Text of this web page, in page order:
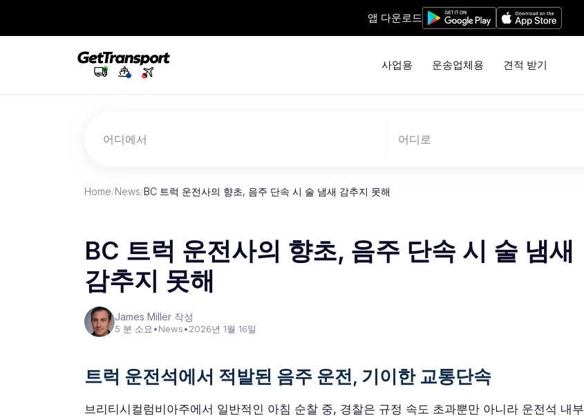
앱 다운로드
사업용 운송업체용 견적 받기
어디에서 어디로
Home/News/BC 트럭 운전사의 향초, 음주 단속 시 술 냄새 감추지 못해
BC 트럭 운전사의 향초, 음주 단속 시 술 냄새
감추지 못해
James Miller 작성
5 분 소요 •News•2026년 1월 16일
트럭 운전석에서 적발된 음주 운전, 기이한 교통단속
브리티시컬럼비아주에서 일반적인 아침 순찰 중, 경찰은 규정 속도 초과뿐만 아니라 운전석 내부